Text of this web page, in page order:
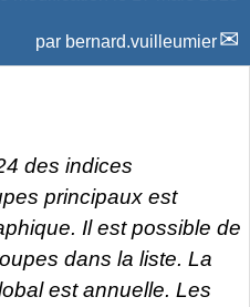
par bernard.vuilleumier
des indices
principaux est
Il est possible de
dans la liste. La
est annuelle. Les